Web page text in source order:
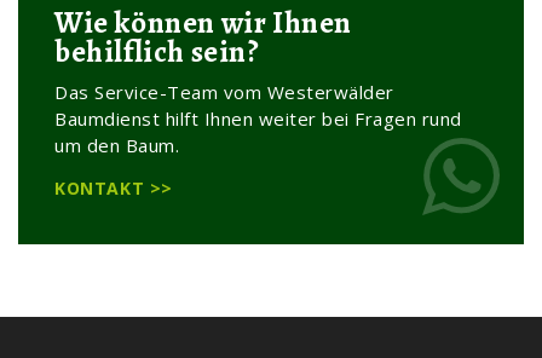
Wie können wir Ihnen
behilflich sein?
Das Service-Team vom Westerwälder
Baumdienst hilft Ihnen weiter bei Fragen rund
um den Baum.
KONTAKT >>